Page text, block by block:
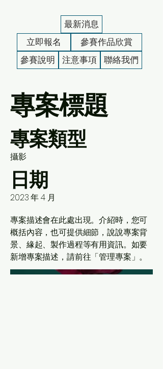
最新消息
立即報名
參賽作品欣賞
參賽說明
注意事項 聯絡我們
專案標題
專案類型
攝影
日期
2023 年 4 月
專案描述會在此處出現。介紹時，您可
概括內容，也可提供細節，說說專案背
景、緣起、製作過程等有用資訊。如要
新增專案描述，請前往「管理專案」。